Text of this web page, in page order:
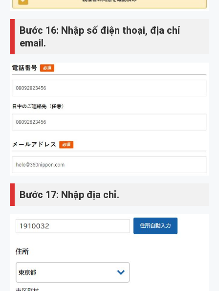
Bước 16: Nhập số điện thoại, địa chỉ
email.
Bước 17: Nhập địa chỉ.